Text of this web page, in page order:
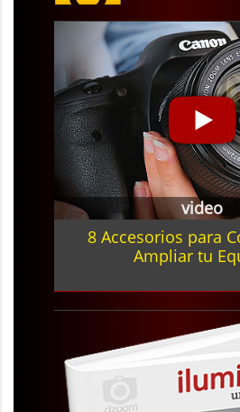
video
8 Accesorios para
Ampliar tu